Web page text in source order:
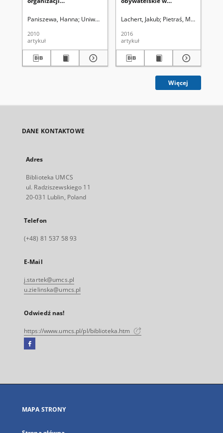
Białorusi w latach 1987-
Paniszewa, Hanna Uniwersytet Marii Curie-Skłodowskiej (Lublin)
2010
artykuł
Lachert, Jakub Pietraś, Marek.
2016
artykuł
Więcej
DANE KONTAKTOWE
Adres
Biblioteka UMCS
ul. Radziszewskiego 11
20-031 Lublin, Poland
Telefon
(+48) 81 537 58 93
E-Mail
j.startek@umcs.pl
u.zielinska@umcs.pl
Odwiedź nas!
https://www.umcs.pl/pl/biblioteka.htm
Facebook
się
karcie
MAPA STRONY